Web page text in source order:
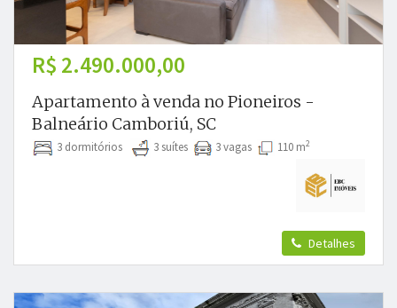
R$ 2.490.000,00
Apartamento à venda no Pioneiros -
Balneário Camboriú, SC
3 dormitórios 3 suítes 3 vagas 110 m2
Detalhes